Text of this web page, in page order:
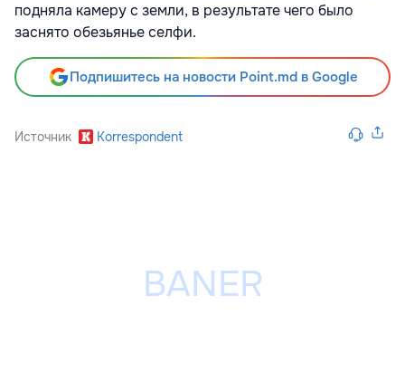
подняла камеру с земли, в результате чего было
заснято обезьянье селфи.
Подпишитесь на новости Point.md в Google
Источник Korrespondent